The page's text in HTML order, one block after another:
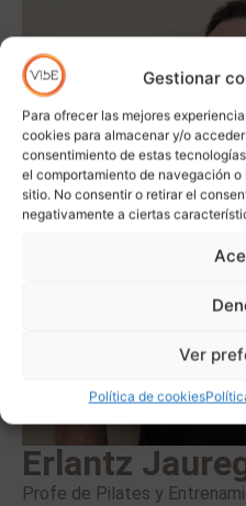
Gestionar
Para ofrecer las mejores
cookies para almacenar y/o
consentimiento de estas
el comportamiento de navegación
sitio. No consentir o retirar el
negativamente a ciertas
Ver
Política de cookies
Erlantz
Profe de Pilates y